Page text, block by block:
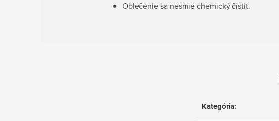
Oblečenie sa nesmie chemický čistiť.
Kategória: